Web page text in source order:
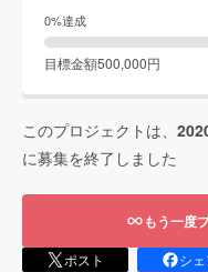
0%達成
目標金額500,000円
このプロジェクトは、
に募集を終了しました
もう一度
ポスト シ